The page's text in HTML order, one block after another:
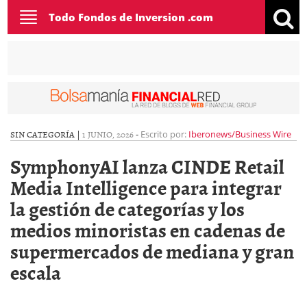
Toggle
navigation
Todo Fondos de Inversion .com
SIN CATEGORÍA | 1 JUNIO, 2026- Escrito por: Iberonews/Business Wire
SymphonyAI lanza CINDE Retail
Media Intelligence para integrar
la gestión de categorías y los
medios minoristas en cadenas de
supermercados de mediana y gran
escala